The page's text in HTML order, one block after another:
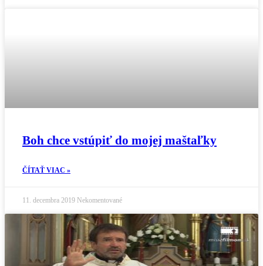
Boh chce vstúpiť do mojej maštaľky
ČÍTAŤ VIAC »
11. decembra 2019 Nekomentované